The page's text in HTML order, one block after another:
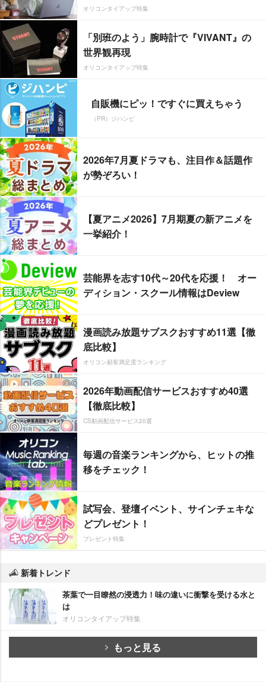
オリコンタイアップ特集
「別班のよう」腕時計で『VIVANT』の
世界観再現
オリコンタイアップ特集
自販機にピッ！ですぐに買えちゃう
（PR）ジハンピ
2026年7月夏ドラマも、注目作＆話題作
が勢ぞろい！
【夏アニメ2026】7月期夏の新アニメを
一挙紹介！
芸能界を志す10代～20代を応援！ オー
ディション・スクール情報はDeview
漫画読み放題サブスクおすすめ11選【徹
底比較】
オリコン顧客満足度ランキング
2026年動画配信サービスおすすめ40選
【徹底比較】
CS動画配信サービス20選
毎週の音楽ランキングから、ヒットの推
移をチェック！
試写会、登壇イベント、サインチェキな
どプレゼント！
プレゼント特集
新着トレンド
茶葉で一目瞭然の浸透力！味の違いに衝撃を受ける水と
は
オリコンタイアップ特集
もっと見る